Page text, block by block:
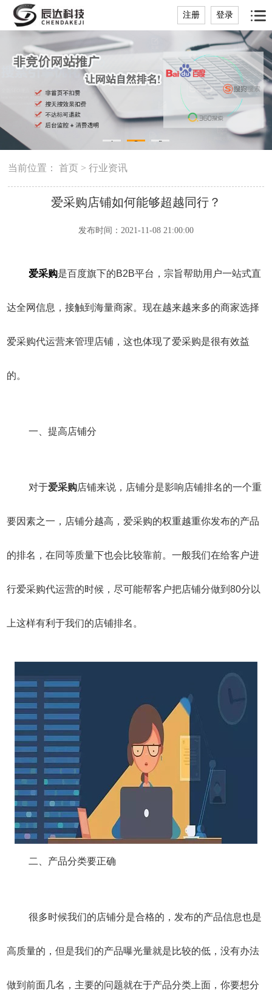
注册 登录
1 2 3
当前位置：首页 >行业资讯
爱采购店铺如何能够超越同行？
发布时间：2021-11-08 21:00:00
爱采购是百度旗下的B2B平台，宗旨帮助用户一站式直
达全网信息，接触到海量商家。现在越来越来多的商家选择
爱采购代运营来管理店铺，这也体现了爱采购是很有效益
的。
一、提高店铺分
对于爱采购店铺来说，店铺分是影响店铺排名的一个重
要因素之一，店铺分越高，爱采购的权重越重你发布的产品
的排名，在同等质量下也会比较靠前。一般我们在给客户进
行爱采购代运营的时候，尽可能帮客户把店铺分做到80分以
上这样有利于我们的店铺排名。
二、产品分类要正确
很多时候我们的店铺分是合格的，发布的产品信息也是
高质量的，但是我们的产品曝光量就是比较的低，没有办法
做到前面几名，主要的问题就在于产品分类上面，你要想分